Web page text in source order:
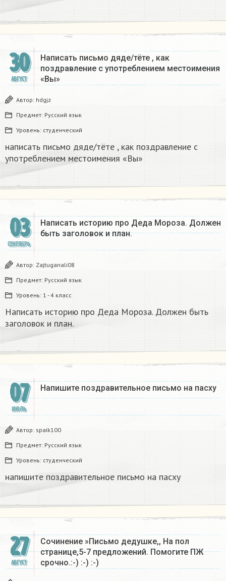
30
АВГУСТ
Написать письмо дяде/тёте , как
поздравление с употреблением местоимения
«Вы»​
Автор: hdgjz
Предмет: Русский язык
Уровень: студенческий
написать письмо дяде/тёте , как поздравление с
употреблением местоимения «Вы»​
03
СЕНТЯБРЬ
Написать историю про Деда Мороза. Должен
быть заголовок и план.
Автор: Zajtuganali08
Предмет: Русский язык
Уровень: 1 - 4 класс
Написать историю про Деда Мороза. Должен быть
заголовок и план.
07
ИЮЛЬ
Напишите поздравительное письмо на пасху​
Автор: spaik100
Предмет: Русский язык
Уровень: студенческий
напишите поздравительное письмо на пасху​
27
АВГУСТ
Сочинение »Письмо дедушке,, На пол
странице,5-7 предложений. Помогите ПЖ
срочно.:-) :-) :-)